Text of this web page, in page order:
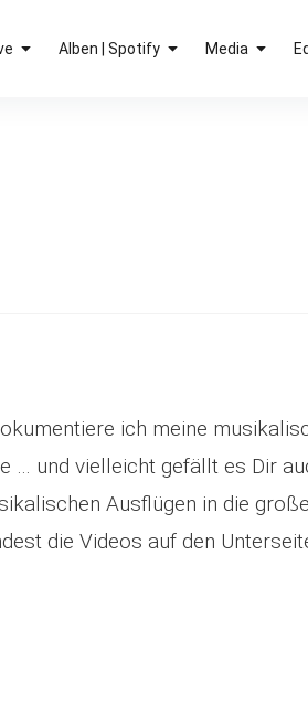
Alben | Spotify Media
ich meine
… und vielleicht gefällt es Dir
Ausflügen in die
die Videos auf den